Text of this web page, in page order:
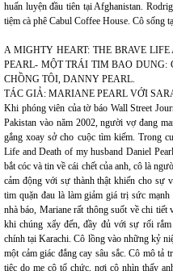
huấn luyện đầu tiên tại Afghanistan.
tiệm cà phê Cabul Coffee House. Cô sống
A MIGHTY HEART: THE BRAVE
PEARL- MỘT TRÁI TIM BAO
CHỒNG TÔI, DANNY PEARL.
TÁC GIẢ: MARIANE PEARL VỚI
Khi phóng viên của tờ báo Wall Street
Pakistan vào năm 2002, người vợ đang
gắng xoay sở cho cuộc tìm kiếm. Trong
Life and Death of my husband Daniel
bắt cóc và tin về cái chết của anh, cô là
cảm động với sự thành thật khiến cho sự
tim quặn đau là làm giảm giá trị sức
nhà báo, Mariane rất thông suốt về chi
khi chúng xẩy đến, đầy đủ với sự rối
chính tại Karachi. Cô lồng vào những kỷ
một cảm giác đắng cay sâu sắc. Cô mô tả
tiệc do mẹ cô tổ chức, nơi cô nhìn thấy